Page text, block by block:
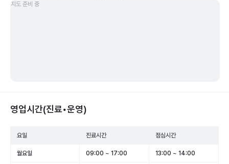
지도 준비 중
영업시간(진료•운영)
요일 진료시간 점심시간
월요일 09:00 ~ 17:00 13:00 ~ 14:00